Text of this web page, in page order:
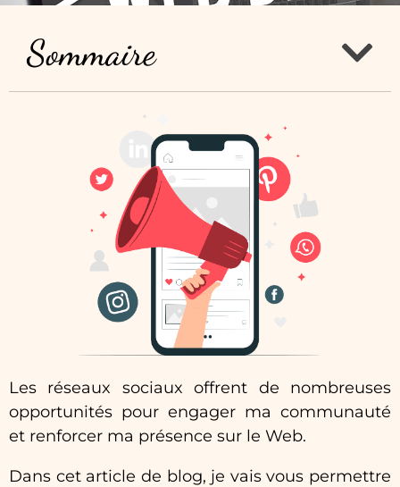
Sommaire
Les réseaux sociaux offrent de nombreuses
opportunités pour engager ma communauté
et renforcer ma présence sur le Web.
Dans cet article de blog, je vais vous permettre